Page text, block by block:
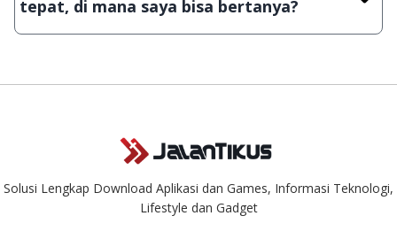
aplikasi & games tidak dapat tercapai dalam waktu yang
singkat.
tepat, di mana saya bisa bertanya?
Kami dengan senang hati menjawab setiap pertanyaan yang
Solusi Lengkap Download Aplikasi dan Games, Informasi Teknologi,
Lifestyle dan Gadget